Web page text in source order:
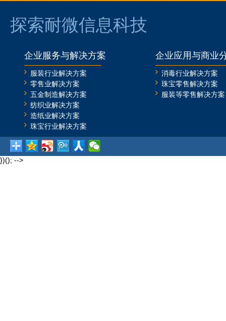
探索耐微信息科技
企业服务与解决方案
服装行业解决方案
零售业解决方案
五金制造解决方案
纺织业解决方案
造纸业解决方案
珠宝行业解决方案
企业应用与商业
消毒行业解决方案
珠宝零售解决方案
服装等零售解决方案
})(); -->